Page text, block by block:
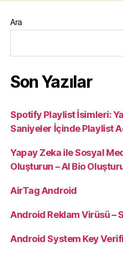
Ara
Son Yazılar
Spotify Playlist İsimleri:
Saniyeler İçinde Playlist
Yapay Zeka ile Sosyal
Oluşturun – AI Bio
AirTag Android
Android Reklam Virüsü –
Android System Key